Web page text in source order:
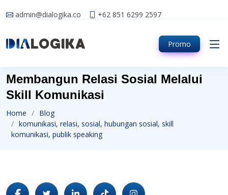
admin@dialogika.co +62 851 6299 2597
Promo
Membangun Relasi Sosial Melalui
Skill Komunikasi
Home
Blog
komunikasi, relasi, sosial, hubungan sosial, skill
komunikasi, publik speaking